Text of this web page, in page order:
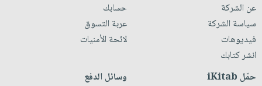
عن الشركة
سياسة الشركة
فيديوهات
انشر كتابك
حسابك
عربة التسوق
لائحة الأمنيات
حمّل iKitab وسائل الدفع